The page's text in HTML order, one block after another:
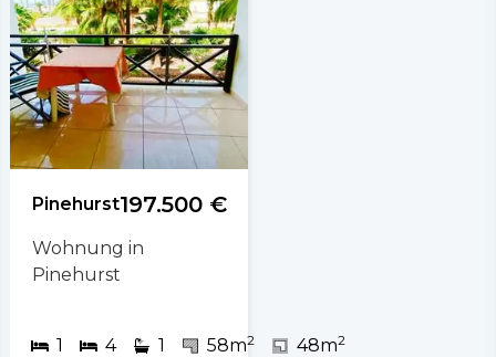
Pinehurst197.500 €
Wohnung in
Pinehurst
1 4 1 58m2 48m2